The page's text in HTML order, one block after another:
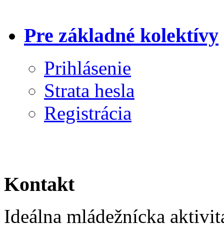
Pre základné kolektívy
Prihlásenie
Strata hesla
Registrácia
Kontakt
Ideálna mládežnícka